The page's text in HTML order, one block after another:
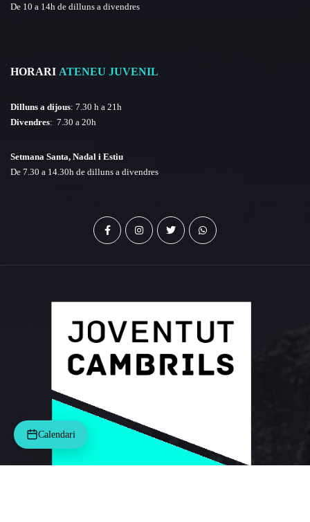
De 10 a 14h de dilluns a divendres
HORARI ATENEU JUVENIL
Dilluns a dijous: 7.30 h a 21h
Divendres: 7.30 a 20h
Setmana Santa, Nadal i Estiu
De 7.30 a 14.30h de dilluns a divendres
Calendari